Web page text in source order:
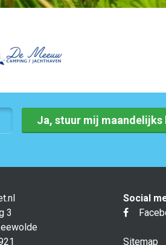
Ja, stuur mij maandelijks
3
Social
Sitemap